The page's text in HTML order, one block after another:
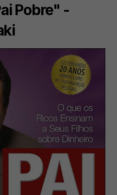
Pobre" -